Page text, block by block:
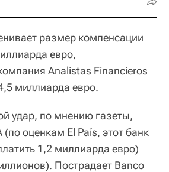
размер компенсации
евро,
Analistas Financieros
миллиарда евро.
удар, по мнению газеты,
(по оценкам El País, этот банк
1,2 миллиарда евро)
Пострадает Banco